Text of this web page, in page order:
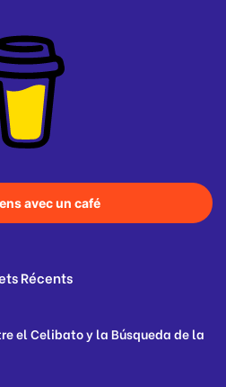
avec un café
Récents
el Celibato y la Búsqueda de la